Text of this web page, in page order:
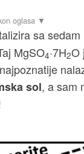
sa
MgSO4·7H2O
sol, a sam